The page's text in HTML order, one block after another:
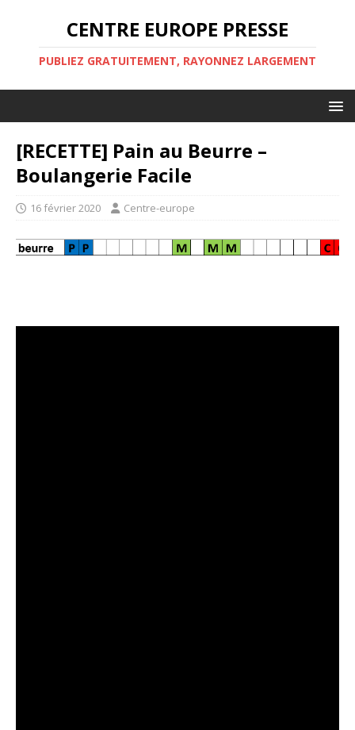
CENTRE EUROPE PRESSE
PUBLIEZ GRATUITEMENT, RAYONNEZ LARGEMENT
[RECETTE] Pain au Beurre –
Boulangerie Facile
16 février 2020 Centre-europe